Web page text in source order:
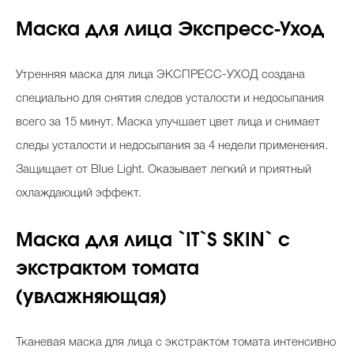
Маска для лица Экспресс-Уход
Утренняя маска для лица ЭКСПРЕСС-УХОД создана
специально для снятия следов усталости и недосыпания
всего за 15 минут. Маска улучшает цвет лица и снимает
следы усталости и недосыпания за 4 недели применения.
Защищает от Blue Light. Оказывает легкий и приятный
охлаждающий эффект.
Маска для лица `IT`S SKIN` с
экстрактом томата
(увлажняющая)
Тканевая маска для лица с экстрактом томата интенсивно